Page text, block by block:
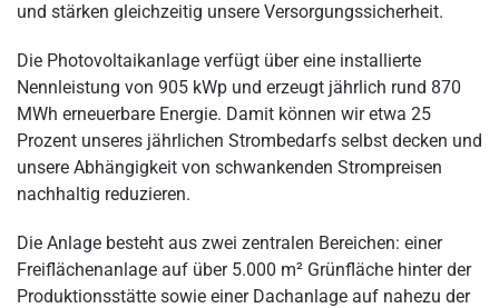
und stärken gleichzeitig unsere Versorgungssicherheit.
Die Photovoltaikanlage verfügt über eine installierte
Nennleistung von 905 kWp und erzeugt jährlich rund 870
MWh erneuerbare Energie. Damit können wir etwa 25
Prozent unseres jährlichen Strombedarfs selbst decken und
unsere Abhängigkeit von schwankenden Strompreisen
nachhaltig reduzieren.
Die Anlage besteht aus zwei zentralen Bereichen: einer
Freiflächenanlage auf über 5.000 m² Grünfläche hinter der
Produktionsstätte sowie einer Dachanlage auf nahezu der